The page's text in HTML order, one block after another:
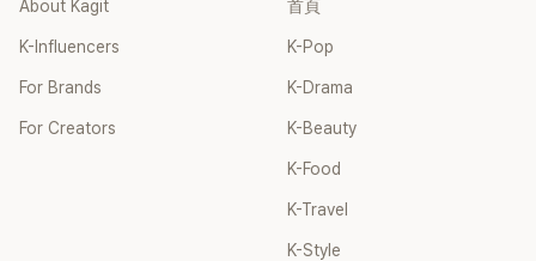
About Kagit
K-Influencers
For Brands
For Creators
首頁
K-Pop
K-Drama
K-Beauty
K-Food
K-Travel
K-Style